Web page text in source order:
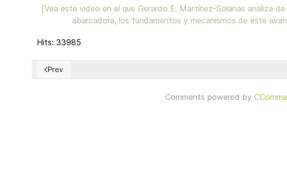
[Vea este video en el que Gerardo E. Martínez-Solanas analiza
abarcadora, los fundamentos y mecanismos de este
Hits: 33985
Previous article: Declaración de Principios de la Democracia Participativa
Prev
Comments powered by